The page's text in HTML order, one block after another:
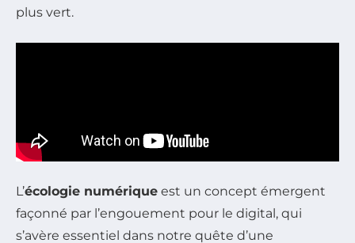
plus vert.
L’écologie numérique est un concept émergent
façonné par l’engouement pour le digital, qui
s’avère essentiel dans notre quête d’une